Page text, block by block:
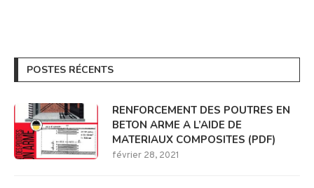
POSTES RÉCENTS
RENFORCEMENT DES POUTRES EN
BETON ARME A L’AIDE DE
MATERIAUX COMPOSITES (PDF)
février 28, 2021